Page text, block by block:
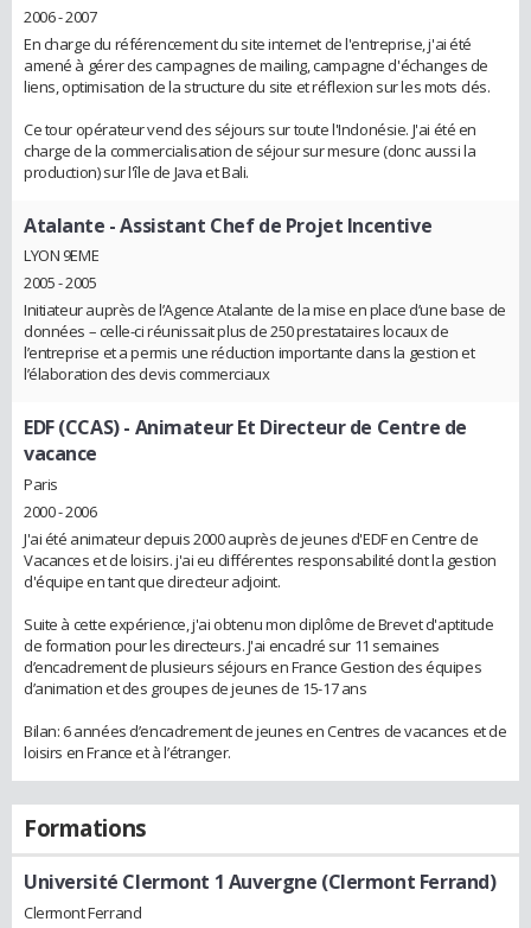
2006 - 2007
En charge du référencement du site internet de l'entreprise, j'ai été
amené à gérer des campagnes de mailing, campagne d'échanges de
liens, optimisation de la structure du site et réflexion sur les mots clés.
Ce tour opérateur vend des séjours sur toute l'Indonésie. J'ai été en
charge de la commercialisation de séjour sur mesure (donc aussi la
production) sur l'île de Java et Bali.
Atalante - Assistant Chef de Projet Incentive
LYON 9EME
2005 - 2005
Initiateur auprès de l’Agence Atalante de la mise en place d’une base de
données – celle-ci réunissait plus de 250 prestataires locaux de
l’entreprise et a permis une réduction importante dans la gestion et
l’élaboration des devis commerciaux
EDF (CCAS)- Animateur Et Directeur de Centre de
vacance
Paris
2000 - 2006
J'ai été animateur depuis 2000 auprès de jeunes d'EDF en Centre de
Vacances et de loisirs. j'ai eu différentes responsabilité dont la gestion
d'équipe en tant que directeur adjoint.
Suite à cette expérience, j'ai obtenu mon diplôme de Brevet d'aptitude
de formation pour les directeurs. J'ai encadré sur 11 semaines
d’encadrement de plusieurs séjours en France Gestion des équipes
d’animation et des groupes de jeunes de 15-17 ans
Bilan: 6 années d’encadrement de jeunes en Centres de vacances et de
loisirs en France et à l’étranger.
Formations
Université Clermont 1 Auvergne (Clermont Ferrand)
Clermont Ferrand